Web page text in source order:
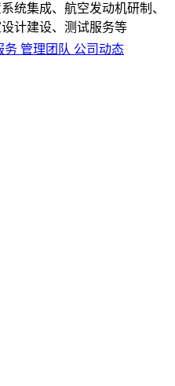
统集成、航空发动机研制、
计建设、测试服务等
务 管理团队 公司动态